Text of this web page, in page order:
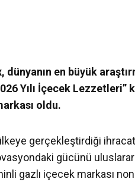
dünyanın en büyük
Yılı İçecek Lezzetleri”
oldu.
gerçekleştirdiği
gücünü
gazlı içecek markası